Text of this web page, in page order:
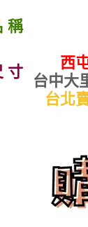
稱
寸
西
台中大
台北